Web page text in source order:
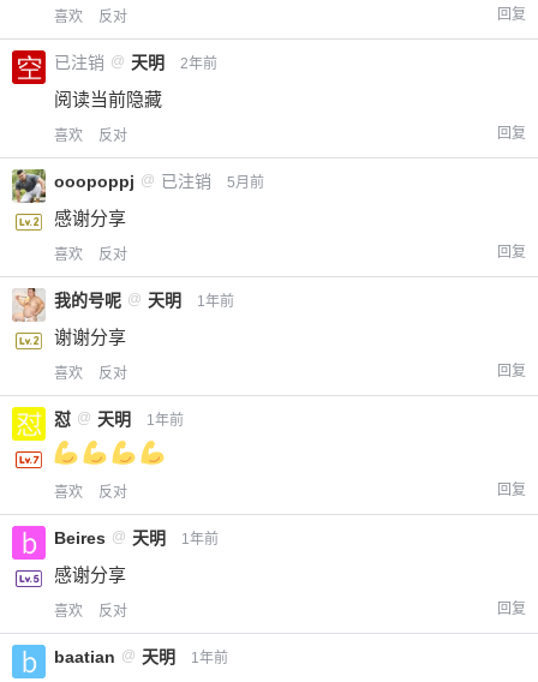
喜欢 反对 回复
已注销 @ 天明 2年前
阅读当前隐藏
喜欢 反对 回复
ooopoppj @ 已注销 5月前
感谢分享
喜欢 反对 回复
我的号呢 @ 天明 1年前
谢谢分享
喜欢 反对 回复
怼 @ 天明 1年前
喜欢 反对 回复
Beires @ 天明 1年前
感谢分享
喜欢 反对 回复
baatian @ 天明 1年前